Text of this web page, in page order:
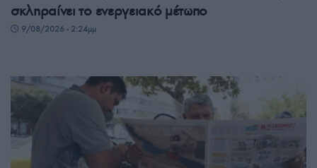
σκληραίνει το ενεργειακό μέτωπο
9/08/2026 - 2:24μμ